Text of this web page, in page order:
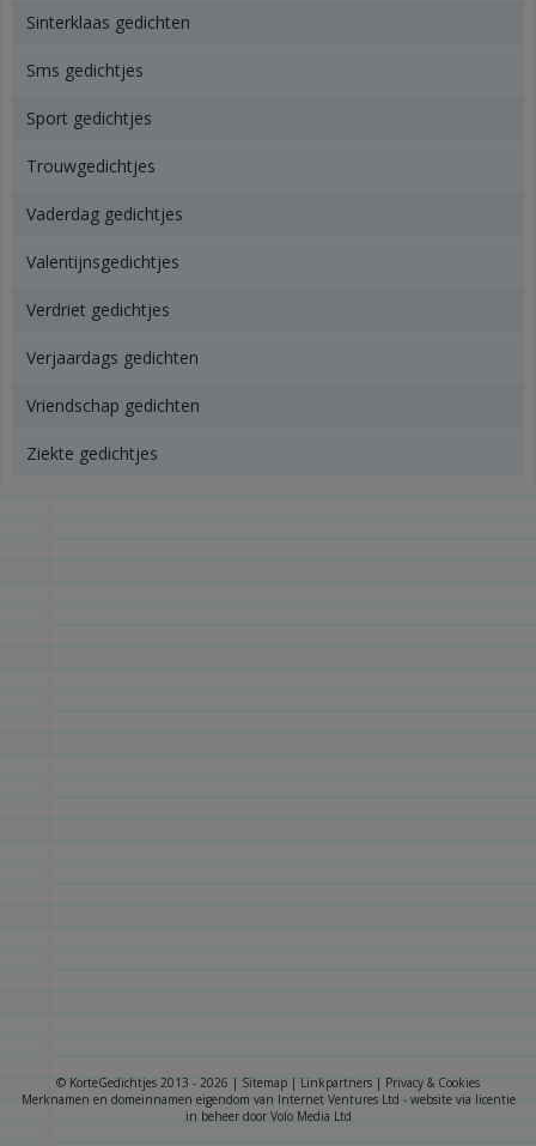
Sinterklaas gedichten
Sms gedichtjes
Sport gedichtjes
Trouwgedichtjes
Vaderdag gedichtjes
Valentijnsgedichtjes
Verdriet gedichtjes
Verjaardags gedichten
Vriendschap gedichten
Ziekte gedichtjes
© KorteGedichtjes 2013 - 2026 | Sitemap | Linkpartners | Privacy & Cookies
Merknamen en domeinnamen eigendom van Internet Ventures Ltd - website via licentie
in beheer door Volo Media Ltd